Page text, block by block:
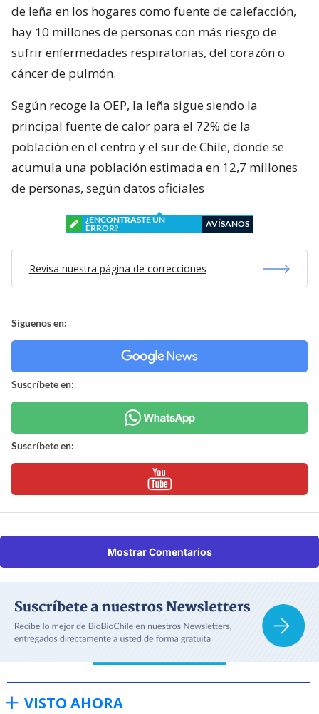
de leña en los hogares como fuente de calefacción,
hay 10 millones de personas con más riesgo de
sufrir enfermedades respiratorias, del corazón o
cáncer de pulmón.
Según recoge la OEP, la leña sigue siendo la
principal fuente de calor para el 72% de la
población en el centro y el sur de Chile, donde se
acumula una población estimada en 12,7 millones
de personas, según datos oficiales
¿ENCONTRASTE UN
ERROR?
AVÍSANOS
Revisa nuestra página de correcciones
Síguenos en:
Suscríbete en:
Suscríbete en:
Mostrar Comentarios
VISTO AHORA